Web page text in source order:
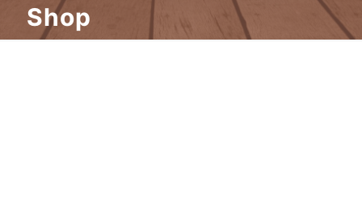
Shop